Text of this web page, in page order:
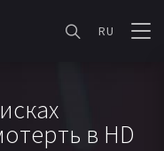
RU
в HD